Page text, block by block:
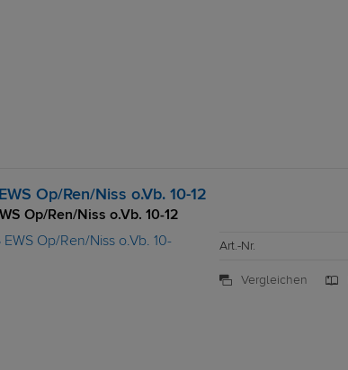
Op/Ren/Niss o.Vb. 10-12
Op/Ren/Niss o.Vb. 10-12
Art.-Nr.
Vergleichen